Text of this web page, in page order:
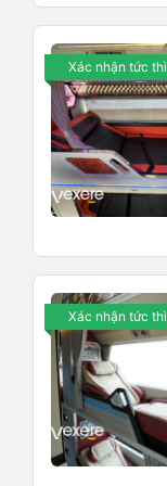
Xác nhận tức thì
Xác nhận tức thì